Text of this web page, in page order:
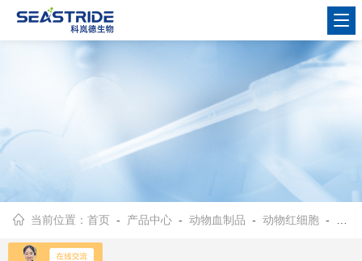
当前位置：首页 - 产品中心 -动物血制品 -动物红细胞 - 20%比格犬红细胞